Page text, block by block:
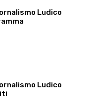
Ludico
Ludico